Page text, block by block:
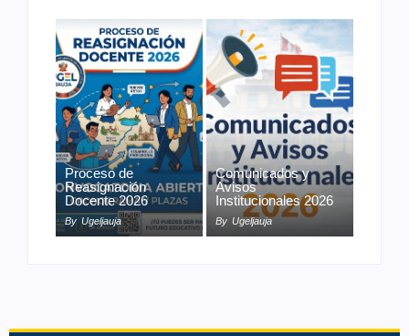
Proceso de
Reasignación
Docente 2026
By Ugeljauja
Comunicados y
Avisos
Institucionales 2026
By Ugeljauja